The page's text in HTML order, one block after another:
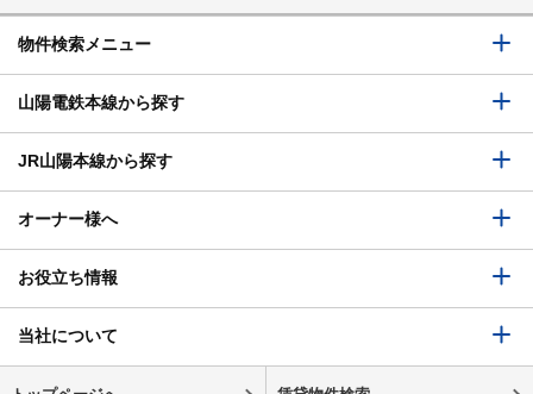
物件検索メニュー
山陽電鉄本線から探す
JR山陽本線から探す
オーナー様へ
お役立ち情報
当社について